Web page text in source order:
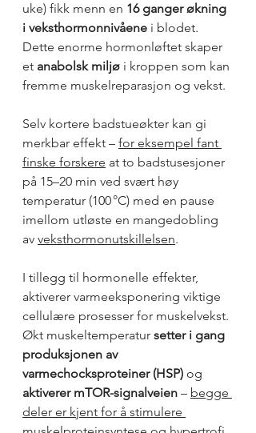
uke) fikk menn en 16 ganger økning
i veksthormonnivåene i blodet.
Dette enorme hormonløftet skaper
et anabolsk miljø i kroppen som kan
fremme muskelreparasjon og vekst.
Selv kortere badstueøkter kan gi
merkbar effekt – for eksempel fant
finske forskere at to badstusesjoner
på 15–20 min ved svært høy
temperatur (100 °C) med en pause
imellom utløste en mangedobling
av veksthormonutskillelsen.
I tillegg til hormonelle effekter,
aktiverer varmeeksponering viktige
cellulære prosesser for muskelvekst.
Økt muskeltemperatur setter i gang
produksjonen av
varmechocksproteiner (HSP) og
aktiverer mTOR-signalveien – begge
deler er kjent for å stimulere